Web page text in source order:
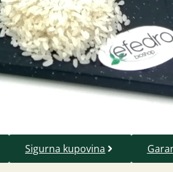
Sigurna kupovina